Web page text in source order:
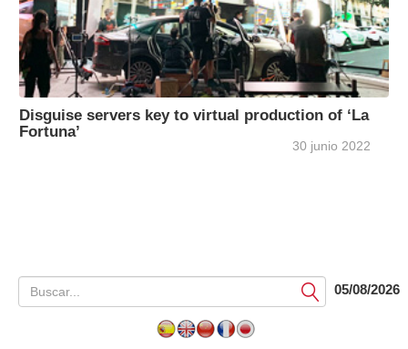
Disguise servers key to virtual production of ‘La
Fortuna’
30 junio 2022
Submit05/08/2026